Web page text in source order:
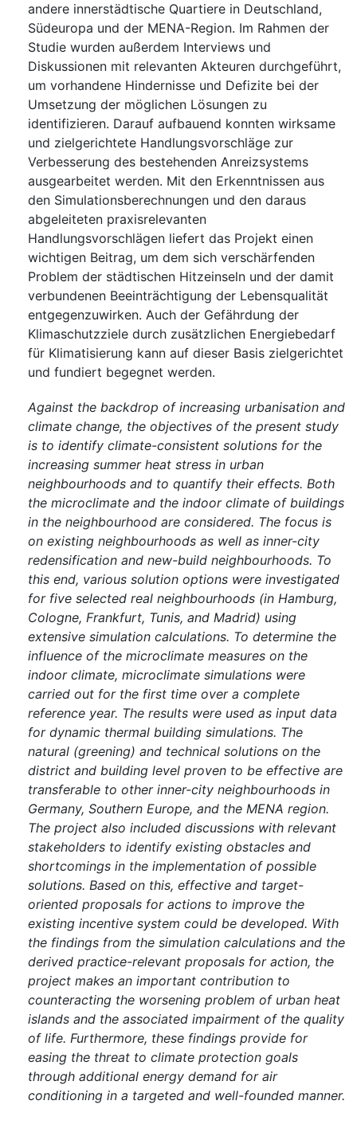
andere innerstädtische Quartiere in Deutschland,
Südeuropa und der MENA-Region. Im Rahmen der
Studie wurden außerdem Interviews und
Diskussionen mit relevanten Akteuren durchgeführt,
um vorhandene Hindernisse und Defizite bei der
Umsetzung der möglichen Lösungen zu
identifizieren. Darauf aufbauend konnten wirksame
und zielgerichtete Handlungsvorschläge zur
Verbesserung des bestehenden Anreizsystems
ausgearbeitet werden. Mit den Erkenntnissen aus
den Simulationsberechnungen und den daraus
abgeleiteten praxisrelevanten
Handlungsvorschlägen liefert das Projekt einen
wichtigen Beitrag, um dem sich verschärfenden
Problem der städtischen Hitzeinseln und der damit
verbundenen Beeinträchtigung der Lebensqualität
entgegenzuwirken. Auch der Gefährdung der
Klimaschutzziele durch zusätzlichen Energiebedarf
für Klimatisierung kann auf dieser Basis zielgerichtet
und fundiert begegnet werden.
Against the backdrop of increasing urbanisation and
climate change, the objectives of the present study
is to identify climate-consistent solutions for the
increasing summer heat stress in urban
neighbourhoods and to quantify their effects. Both
the microclimate and the indoor climate of buildings
in the neighbourhood are considered. The focus is
on existing neighbourhoods as well as inner-city
redensification and new-build neighbourhoods. To
this end, various solution options were investigated
for five selected real neighbourhoods (in Hamburg,
Cologne, Frankfurt, Tunis, and Madrid) using
extensive simulation calculations. To determine the
influence of the microclimate measures on the
indoor climate, microclimate simulations were
carried out for the first time over a complete
reference year. The results were used as input data
for dynamic thermal building simulations. The
natural (greening) and technical solutions on the
district and building level proven to be effective are
transferable to other inner-city neighbourhoods in
Germany, Southern Europe, and the MENA region.
The project also included discussions with relevant
stakeholders to identify existing obstacles and
shortcomings in the implementation of possible
solutions. Based on this, effective and target-
oriented proposals for actions to improve the
existing incentive system could be developed. With
the findings from the simulation calculations and the
derived practice-relevant proposals for action, the
project makes an important contribution to
counteracting the worsening problem of urban heat
islands and the associated impairment of the quality
of life. Furthermore, these findings provide for
easing the threat to climate protection goals
through additional energy demand for air
conditioning in a targeted and well-founded manner.